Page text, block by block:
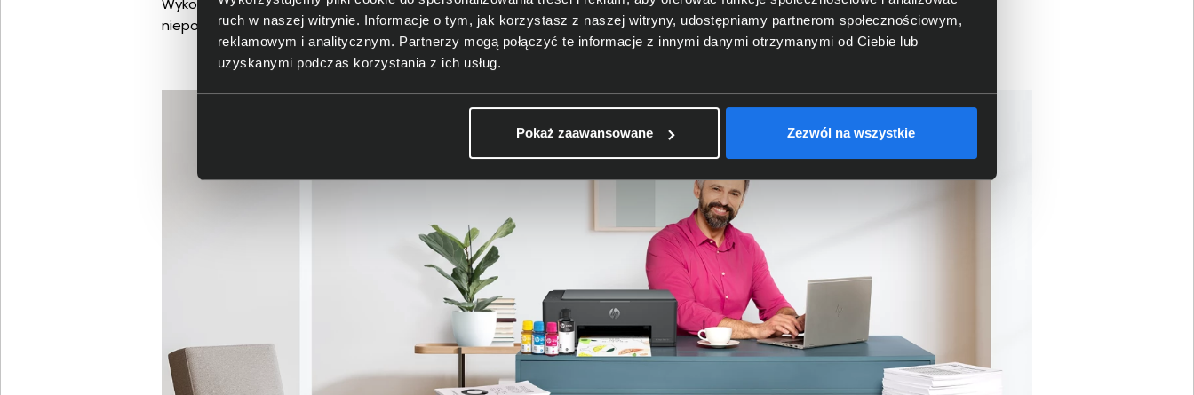
ruch w naszej witrynie. Informacje o tym, jak korzystasz z naszej witryny, udostępniamy partnerom społecznościowym,
reklamowym i analitycznym. Partnerzy mogą połączyć te informacje z innymi danymi otrzymanymi od Ciebie lub
uzyskanymi podczas korzystania z ich usług.
Pokaż zaawansowane Zezwól na wszystkie
Wykorzystanie specjalnie zaprojektowanych butelek z atramentem ułatwia jego uzupełnienie i oszczędza użytkownikom
niepotrzebnego bałaganu.